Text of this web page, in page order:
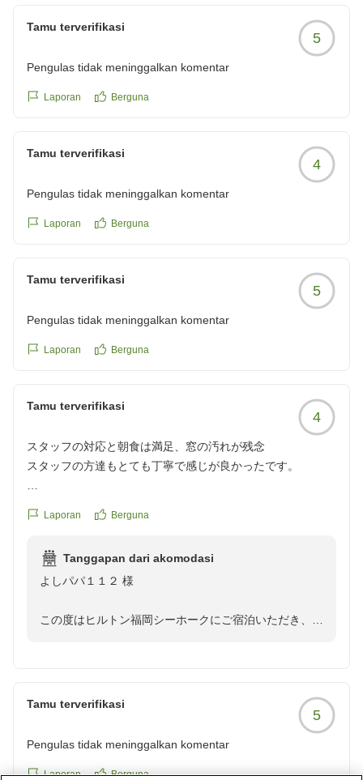
Tamu terverifikasi
5
Pengulas tidak meninggalkan komentar
Laporan Berguna
Tamu terverifikasi
4
Pengulas tidak meninggalkan komentar
Laporan Berguna
Tamu terverifikasi
5
Pengulas tidak meninggalkan komentar
Laporan Berguna
Tamu terverifikasi
4
スタッフの対応と朝食は満足、窓の汚れが残念
スタッフの方達もとても丁寧で感じが良かったです。
汚かったです(笑)
朝食も各国のメニューがあり満足でした。
クチコミの詳細はこちらから
reviewId=33123478273386
Laporan Berguna
Tanggapan dari akomodasi
よしパパ１１２ 様
この度はヒルトン福岡シーホークにご宿泊いただき、ま
の温かいお言葉を頂戴し、大変嬉しく拝読いたしまし
た。ご滞在中、気持ちよくお過ごしいただけるお手伝い
また、ご朝食につきましても、各国のメニューをお楽し
Tamu terverifikasi
5
Pengulas tidak meninggalkan komentar
Laporan Berguna